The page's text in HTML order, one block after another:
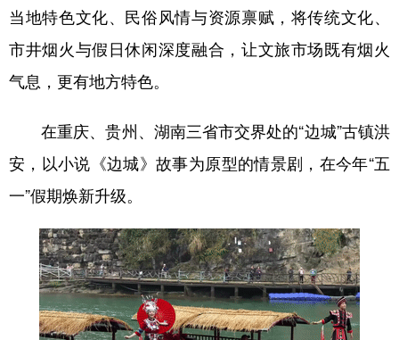
当地特色文化、民俗风情与资源禀赋，将传统文化、
市井烟火与假日休闲深度融合，让文旅市场既有烟火
气息，更有地方特色。
在重庆、贵州、湖南三省市交界处的“边城”古镇洪
安，以小说《边城》故事为原型的情景剧，在今年“五
一”假期焕新升级。